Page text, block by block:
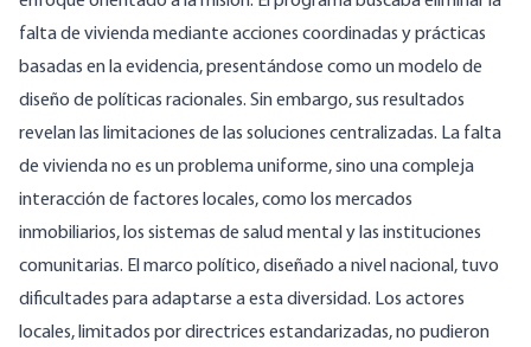
falta de vivienda mediante acciones coordinadas y prácticas
basadas en la evidencia, presentándose como un modelo de
diseño de políticas racionales. Sin embargo, sus resultados
revelan las limitaciones de las soluciones centralizadas. La falta
de vivienda no es un problema uniforme, sino una compleja
interacción de factores locales, como los mercados
inmobiliarios, los sistemas de salud mental y las instituciones
comunitarias. El marco político, diseñado a nivel nacional, tuvo
dificultades para adaptarse a esta diversidad. Los actores
locales, limitados por directrices estandarizadas, no pudieron